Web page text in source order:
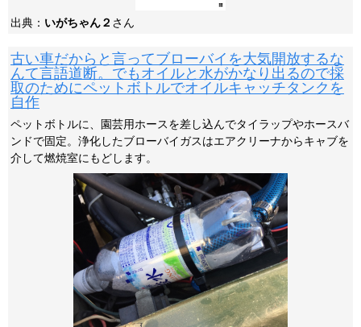
出典： いがちゃん２ さん
古い車だからと言ってブローバイを大気開放するな
んて言語道断。でもオイルと水がかなり出るので採
取のためにペットボトルでオイルキャッチタンクを
自作
ペットボトルに、園芸用ホースを差し込んでタイラップやホースバ
ンドで固定。浄化したブローバイガスはエアクリーナからキャブを
介して燃焼室にもどします。